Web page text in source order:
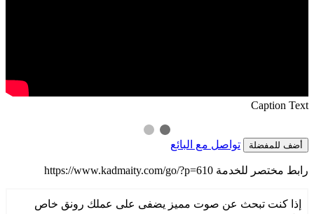
Caption Text
أضف للمفضلة تواصل مع البائع
رابط مختصر للخدمة https://www.kadmaity.com/go/?p=610
إذا كنت تبحث عن صوت مميز يضفى على عملك رونق خاص